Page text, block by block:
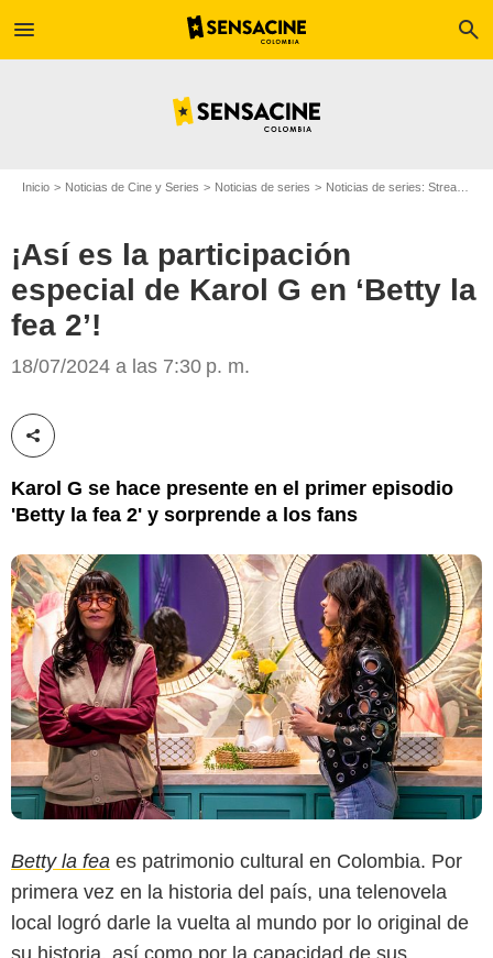
menu search
Inicio Noticias de Cine y Series Noticias de series Noticias de series: Streaming
¡Así es la participación
especial de Karol G en ‘Betty la
fea 2’!
18/07/2024 a las 7:30 p. m.
Compartir esta noticia
Karol G se hace presente en el primer episodio
'Betty la fea 2' y sorprende a los fans
Amazon Prime
Betty la fea es patrimonio cultural en Colombia. Por
primera vez en la historia del país, una telenovela
local logró darle la vuelta al mundo por lo original de
su historia, así como por la capacidad de sus